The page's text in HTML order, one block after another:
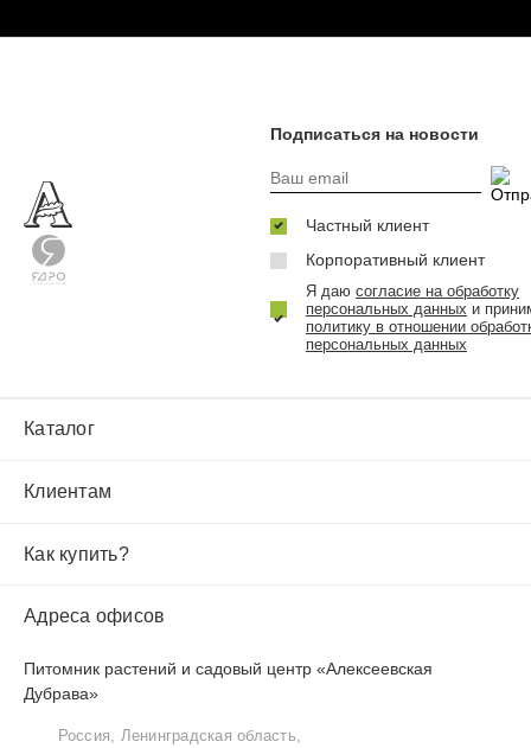
Каталог
Клиентам
Как купить?
Адреса офисов
Питомник растений и садовый центр «Алексеевская
Дубрава»
Россия, Ленинградская область,
Подписаться на новости
Частный клиент
Корпоративный клиент
Я даю согласие на обработку
персональных данных и
политику в отношении
персональных данных